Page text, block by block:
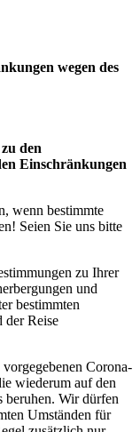
wegen des
den
Einschränkungen
wenn bestimmte
Seien Sie uns bitte
zu Ihrer
und
bestimmten
der Reise
Corona-
wiederum auf den
beruhen. Wir dürfen
Umständen für